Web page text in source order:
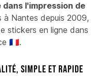
dans l'impression de
à Nantes depuis 2009,
stickers en ligne dans
🇫🇷.
simple et rapide